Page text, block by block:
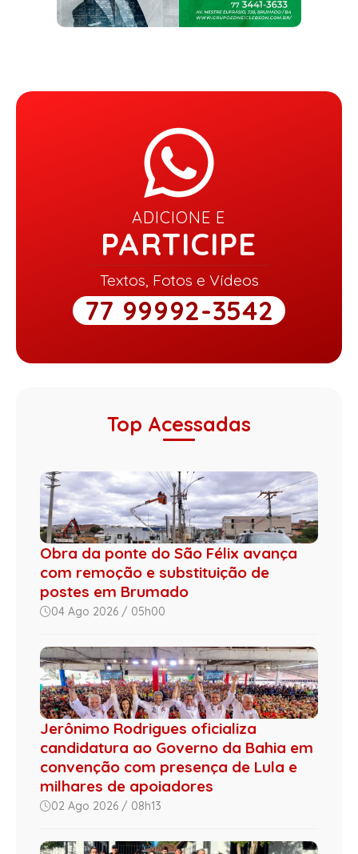
ADICIONE E
PARTICIPE
Textos, Fotos e Vídeos
77 99992-3542
Top Acessadas
Obra da ponte do São Félix avança
com remoção e substituição de
postes em Brumado
04 Ago 2026 / 05h00
Jerônimo Rodrigues oficializa
candidatura ao Governo da Bahia em
convenção com presença de Lula e
milhares de apoiadores
02 Ago 2026 / 08h13